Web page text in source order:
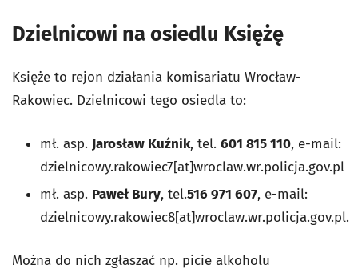
Dzielnicowi na osiedlu Księżę
Księże to rejon działania komisariatu Wrocław-
Rakowiec. Dzielnicowi tego osiedla to:
mł. asp. Jarosław Kuźnik, tel. 601 815 110, e-mail:
dzielnicowy.rakowiec7[at]wroclaw.wr.policja.gov.pl
mł. asp. Paweł Bury, tel.516 971 607, e-mail:
dzielnicowy.rakowiec8[at]wroclaw.wr.policja.gov.pl.
Można do nich zgłaszać np. picie alkoholu